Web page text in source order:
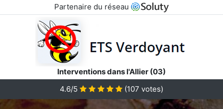
Partenaire du réseau
Interventions dans l'Allier (03)
4.6/5
(107 votes)